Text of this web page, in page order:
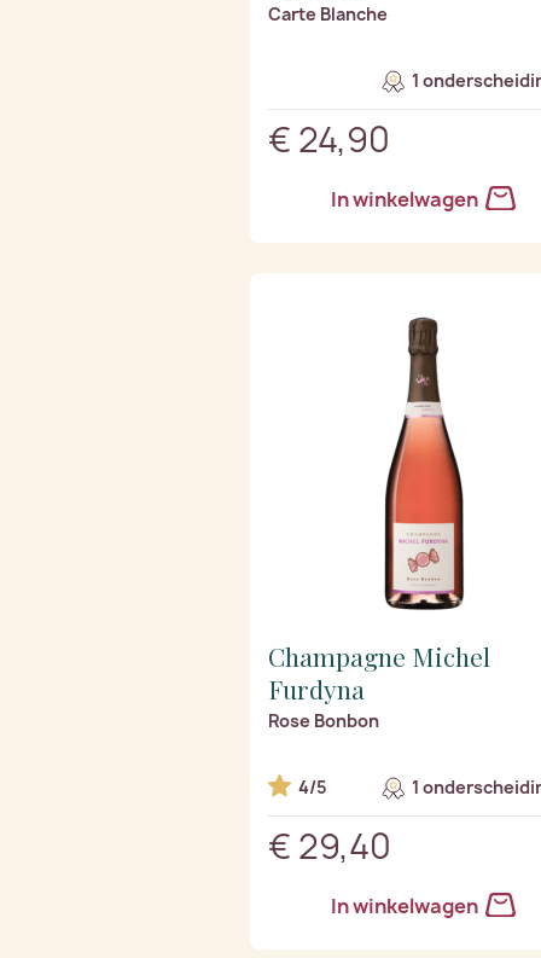
Carte Blanche
1
€ 24,90
In winkelwagen
Champagne Michel
Furdyna
Rose Bonbon
4/5 1
€ 29,40
In winkelwagen